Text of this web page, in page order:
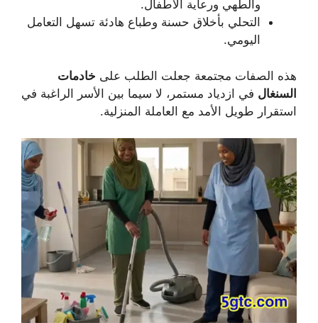
والطهي ورعاية الأطفال.
التحلي بأخلاق حسنة وطباع هادئة تسهل التعامل
اليومي.
هذه الصفات مجتمعة جعلت الطلب على خادمات
السنغال في ازدياد مستمر، لا سيما بين الأسر الراغبة في
استقرار طويل الأمد مع العاملة المنزلية.